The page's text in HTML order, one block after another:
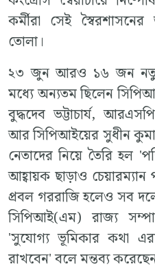
কর্মীরা সেই
তোলা।
২৩ জুন আরও ১৬ জন নতুন
মধ্যে অন্যতম ছিলেন
বুদ্ধদেব ভট্টাচার্য,
আর সিপিআইয়ের সুধীন
নেতাদের নিয়ে তৈরি হল
আহ্বায়ক ছাড়াও
প্রবল গররাজি হলেও সব
সিপিআই(এম) রাজ্য
'সুযোগ্য ভূমিকার কথা
রাখবেন' বলে মন্তব্য